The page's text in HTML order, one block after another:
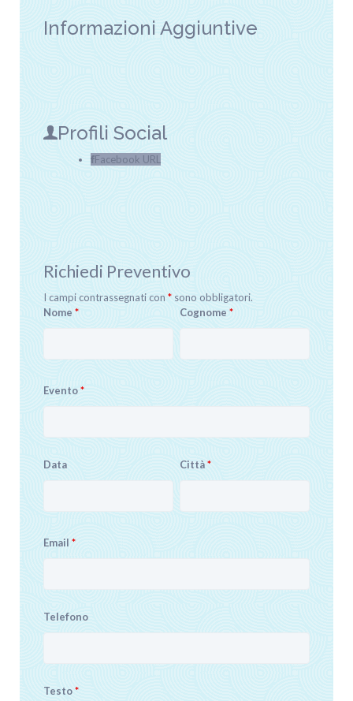
Informazioni Aggiuntive
Profili Social
Facebook URL
Richiedi Preventivo
I campi contrassegnati con * sono obbligatori.
Nome * Cognome*
Evento*
Data Città*
Email *
Telefono
Testo*